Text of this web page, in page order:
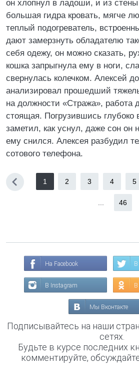
он хлопнул в ладоши, и из стены
большая гидра кровать, мягче
теплый подогреватель,
дают замерзнуть обладателю
себя одежу, он можно сказать,
кошка запрыгнула ему в ноги,
свернулась колечком. Алексей
анализировал прошедший
на должности «Стража», работа
стоящая. Погрузившись
заметил, как уснул, даже сон он
ему снился. Алексея разбудил
сотового телефона.
1 2 3 4 5
46
На Facebook В
В Instagram
Мы Вконтакте
Подписывайтесь на наши
сетях.
Будьте в курсе последних
комментируйте,